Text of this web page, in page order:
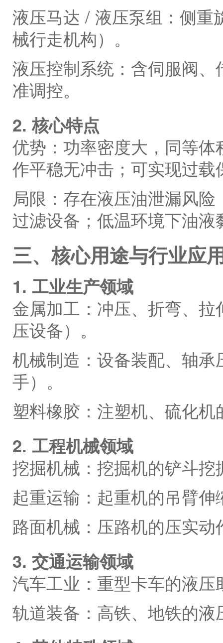
液压马达 / 液压泵组：侧重
械行走机构）。
液压控制系统：含伺服阀
准调控。
2. 核心特点
优势：功率密度大，同等
作平稳无冲击；可实现过
局限：存在液压油泄漏风
过滤设备；低温环境下油
三、核心用途与行业应
1. 工业生产领域
金属加工：冲压、折弯、
压设备）。
机械制造：设备装配、轴
手）。
塑料橡胶：注塑机、硫化
2. 工程机械领域
挖掘机械：挖掘机的铲斗
起重运输：起重机的吊臂
路面机械：压路机的压实
3. 交通运输领域
汽车工业：重型卡车的液
轨道装备：高铁、地铁的